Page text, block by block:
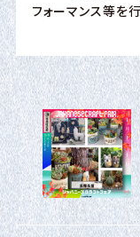
フォーマンス等を行